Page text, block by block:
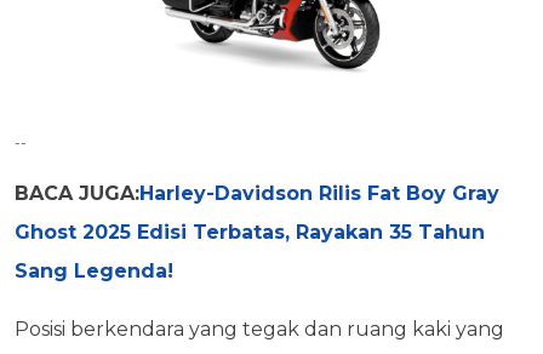
--
BACA JUGA:Harley-Davidson Rilis Fat Boy Gray
Ghost 2025 Edisi Terbatas, Rayakan 35 Tahun
Sang Legenda!
Posisi berkendara yang tegak dan ruang kaki yang